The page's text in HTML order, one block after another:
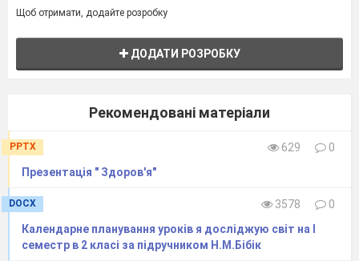
навчальної
1
Називає та добирає
цифровий пристрій
відповідно до мети
зображення за
редактора
лінійного
алгоритму
Щоб отримати, додайте розробку
ДОДАТИ РОЗРОБКУ
Рекомендовані матеріали
PPTX 629
0
Презентація " Здоров'я"
DOCX 3578
0
Календарне планування уроків я досліджую світ на І
семестр в 2 класі за підручником Н.М.Бібік